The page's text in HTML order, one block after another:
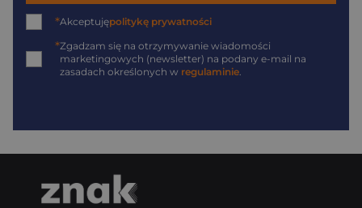
*Akceptujępolitykę prywatności
*Zgadzam się na otrzymywanie wiadomości
marketingowych (newsletter) na podany e-mail na
zasadach określonych w regulaminie.